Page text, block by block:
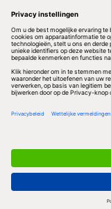
Redactionele partner
Privacy & Cookies